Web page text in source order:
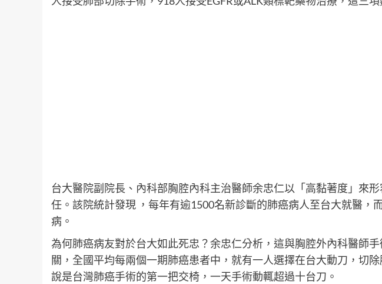
台大醫院副院長、內科部胸腔內科主治醫師余忠仁以「高黏著度」來
任。該院統計發現 ，每年有逾1500名新診斷的肺癌病人至台大就醫，
病。
為何肺癌病友對於台大如此死忠？余忠仁分析，這與胸腔外內科醫師
關，全國平均每兩個一期肺癌患者中，就有一人選擇在台大動刀，切
說是台灣肺癌手術的第一把交椅，一天手術動輒超過十台刀。